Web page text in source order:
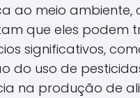
ao meio ambiente,
que eles podem
significativos,
do uso de
na produção de